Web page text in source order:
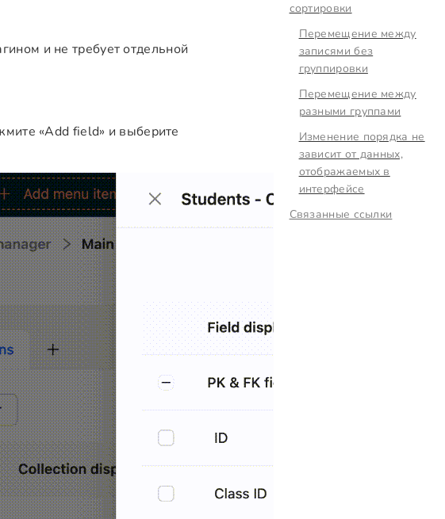
и не требует отдельной
«Add field» и выберите
сортировки
Перемещение между
записями без
группировки
Перемещение между
разными группами
Изменение порядка не
зависит от данных,
отображаемых в
интерфейсе
Связанные ссылки